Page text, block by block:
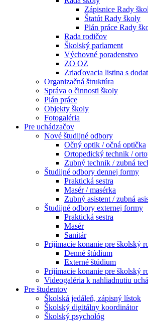
Zápisnice Rady
Štatút Rady školy
Plán práce Rady
Rada rodičov
Školský parlament
Výchovné poradenstvo
ZO OZ
Zriaďovacia listina s
Organizačná štruktúra
Správa o činnosti školy
Plán práce
Objekty školy
Fotogaléria
Pre uchádzačov
Nové študijné odbory
Očný optik / očná optička
Ortopedický technik /
Zubný technik / zubná
Študijné odbory dennej formy
Praktická sestra
Masér / masérka
Zubný asistent / zubná
Študijné odbory externej formy
Praktická sestra
Masér
Sanitár
Prijímacie konanie pre školský
Denné štúdium
Externé štúdium
Prijímacie konanie pre školský
Videogaléria k nahliadnutiu
Pre študentov
Školská jedáleň, zápisný lístok
Školský digitálny koordinátor
Školský psychológ